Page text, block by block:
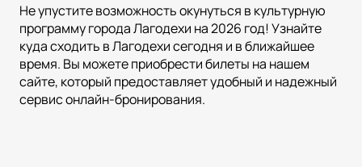
Не упустите возможность окунуться в культурную
программу города Лагодехи на 2026 год! Узнайте
куда сходить в Лагодехи сегодня и в ближайшее
время. Вы можете приобрести билеты на нашем
сайте, который предоставляет удобный и надежный
сервис онлайн-бронирования.